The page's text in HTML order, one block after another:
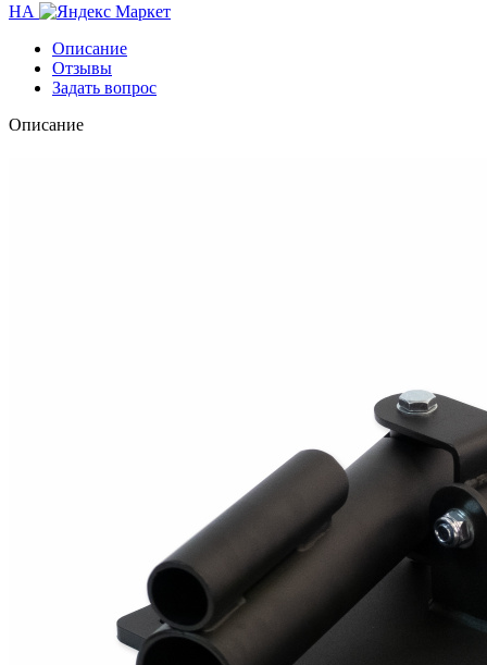
НА
Описание
Отзывы
Задать вопрос
Описание